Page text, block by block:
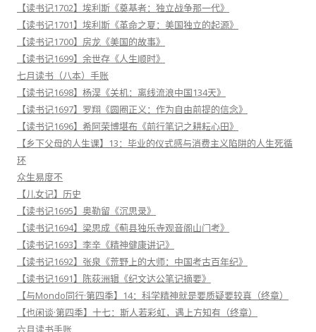
【读书记1702】埃利斯《奠基者：独立战争那一代》
【读书记1701】埃利斯《革命之夏：美国独立的起源》
【读书记1700】房龙《美国的故事》
【读书记1699】余世存《人生顺时》
七月读书（八本）手账
【读书记1698】杨淏《关机：离线流浪中国134天》
【读书记1697】罗翔《圆圈正义：作为自由前提的信念》
【读书记1696】希阿荣博堪布《前行笔记之耕耘心田》
【乡下父母的人生课】13：毕业的仪式感与消费主义陷阱的人生死循
环
众生易度不
【儿女记】历史
【读书记1695】奥勒留《沉思录》
【读书记1694】梁思成《蓟县独乐寺观音阁山门考》
【读书记1693】李辛《精神健康讲记》
【读书记1692】张泉《荒野上的大师：中国考古百年纪》
【读书记1691】陈荻洲辑《纪文达公笔记摘要》
【与Mondo同行·第四季】14：科学精神就是要质疑要较真（终章）
【也闲谈·第四季】十七：斯人若彩虹，遇上方知有（终章）
六月读书手账